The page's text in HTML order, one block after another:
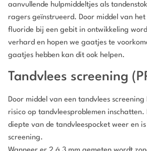
aanvullende hulpmiddeltjes als
ragers geïnstrueerd. Door middel van
fluoride bij een gebit in ontwikkeling
verhard en hopen we gaatjes te
gaatjes hebben kan dit ook helpen.
Tandvlees screening
Door middel van een tandvlees screening
risico op tandvleesproblemen inschatten.
diepte van de tandvleespocket weer en
screening.